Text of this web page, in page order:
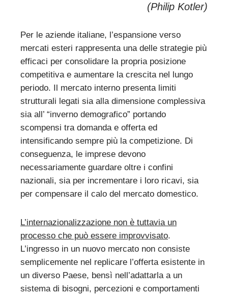
(Philip Kotler)
Per le aziende italiane, l’espansione verso
mercati esteri rappresenta una delle strategie più
efficaci per consolidare la propria posizione
competitiva e aumentare la crescita nel lungo
periodo. Il mercato interno presenta limiti
strutturali legati sia alla dimensione complessiva
sia all’ “inverno demografico” portando
scompensi tra domanda e offerta ed
intensificando sempre più la competizione. Di
conseguenza, le imprese devono
necessariamente guardare oltre i confini
nazionali, sia per incrementare i loro ricavi, sia
per compensare il calo del mercato domestico.
L’internazionalizzazione non è tuttavia un
processo che può essere improvvisato.
L’ingresso in un nuovo mercato non consiste
semplicemente nel replicare l’offerta esistente in
un diverso Paese, bensì nell’adattarla a un
sistema di bisogni, percezioni e comportamenti